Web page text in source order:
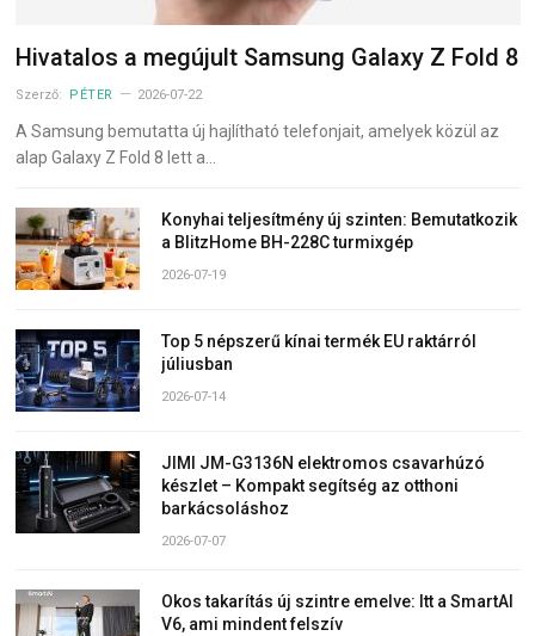
Hivatalos a megújult Samsung Galaxy Z Fold 8
Szerző: PÉTER 2026-07-22
A Samsung bemutatta új hajlítható telefonjait, amelyek közül az
alap Galaxy Z Fold 8 lett a…
Konyhai teljesítmény új szinten: Bemutatkozik
a BlitzHome BH-228C turmixgép
2026-07-19
Top 5 népszerű kínai termék EU raktárról
júliusban
2026-07-14
JIMI JM-G3136N elektromos csavarhúzó
készlet – Kompakt segítség az otthoni
barkácsoláshoz
2026-07-07
Okos takarítás új szintre emelve: Itt a SmartAI
V6, ami mindent felszív